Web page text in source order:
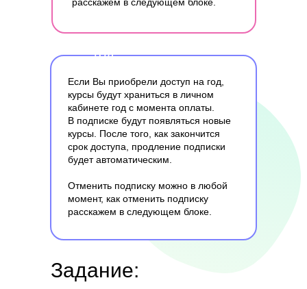
Задание:
год
Если Вы приобрели доступ на год,
курсы будут храниться в личном
кабинете год с момента оплаты.
В подписке будут появляться новые
курсы. После того, как закончится
срок доступа, продление подписки
будет автоматическим.
Отменить подписку можно в любой
момент, как отменить подписку
расскажем в следующем блоке.